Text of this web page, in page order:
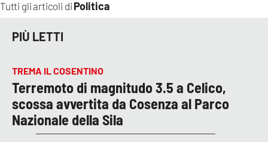
Tutti gli articoli di Politica
PIÙ LETTI
TREMA IL COSENTINO
Terremoto di magnitudo 3.5 a Celico,
scossa avvertita da Cosenza al Parco
Nazionale della Sila